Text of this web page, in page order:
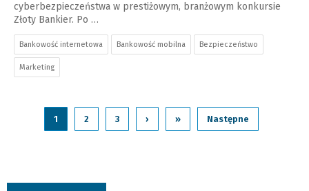
cyberbezpieczeństwa w prestiżowym, branżowym konkursie
Złoty Bankier. Po …
Bankowość internetowa Bankowość mobilna Bezpieczeństwo
Marketing
1 2 3 › » Następne